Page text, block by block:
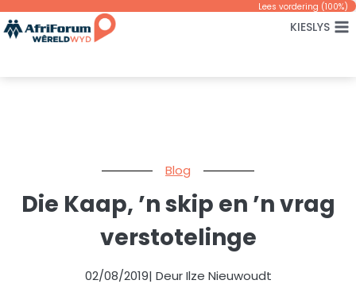
Skip
to
Lees vordering (100%)
KIESLYS
Blog
Die Kaap, ’n skip en ’n vrag
verstotelinge
02/08/2019| Deur Ilze Nieuwoudt